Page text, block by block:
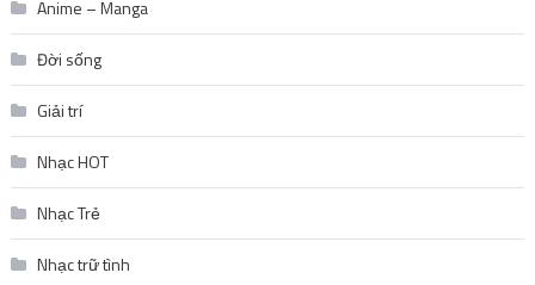
Anime – Manga
Đời sống
Giải trí
Nhạc HOT
Nhạc Trẻ
Nhạc trữ tình